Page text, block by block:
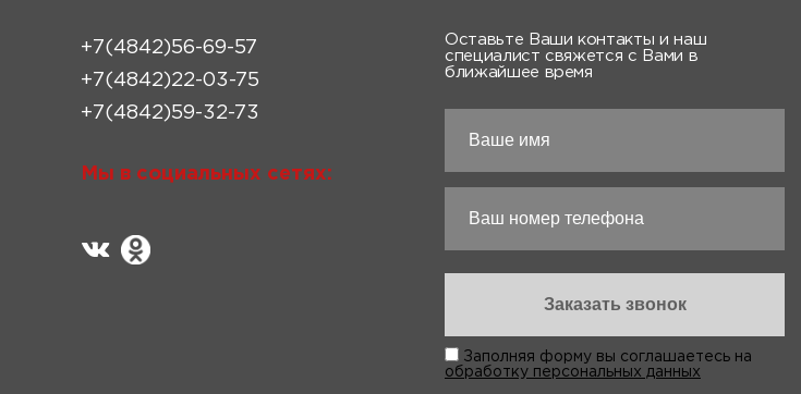
+7(4842)56-69-57
+7(4842)22-03-75
+7(4842)59-32-73
Мы в социальных сетях:
Оставьте Ваши контакты и наш
специалист свяжется с Вами в
ближайшее время
Заполняя форму вы соглашаетесь на
обработку персональных данных